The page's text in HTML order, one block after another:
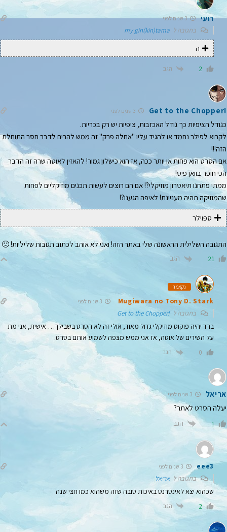
רועי 3 שנים לפני
בתגובה ל my gin(kin)tama
ה
2 הגב
!Get to the Chopper 3 שנים לפני
כגודל הציפיות כך גודל האכזבות, ציפיות יש רק בכריות.
לקרוא לפילר נחמד או להגיד עליו "אחלה פרק" זה ממש להרים לדבר חסר התוחלת
הזה!!!
אם הסרט הוא פחות או יותר ככה, אז הוא כישלון גמור! להאזין לאוטה שרה זה הדבר
הכי חופר בוואן פיס!
ממתי פתחנו תיאטרון מוזיקלי?! אם הם רוצים לעשות תכנים מוזיקליים לפחות
שהמוזיקה תהיה מעניינת! לאיפה הגענו?!
ספוילר
התגובה השלילית הראשונה שלי באתר הזה! ואני לא אוהב לכתוב תגובות שליליות! 🙂
21 הגב
נקאמה
Mugiwara no Tony D. Stark 3 שנים לפני
בתגובה ל!Get to the Chopper
ברד יהיה פוקוס מוזיקלי גדול מאוד, אולי זה לא הסרט בשבילך… אישית, אני מת
על השירים של אוטה, אז אני ממש מצפה לשמוע אותם בסרט.
0 הגב
אריאל 3 שנים לפני
יעלה הסרט לאתר?
1 הגב
eee3
בתגובה לאריאל
שכהוא יצא לאינטרנט באיכות טובה שזה משהוא כמו חצי שנה
2 הגב